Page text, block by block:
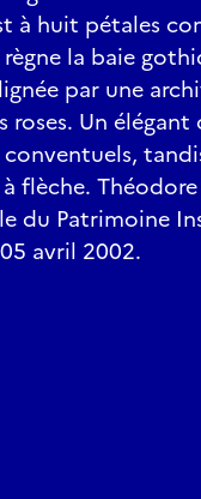
à huit pétales
la baie
par une
roses. Un
conventuels,
flèche.
du Patrimoine
avril 2002.